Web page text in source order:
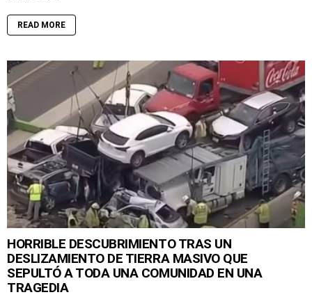
READ MORE
HORRIBLE DESCUBRIMIENTO TRAS UN
DESLIZAMIENTO DE TIERRA MASIVO QUE
SEPULTÓ A TODA UNA COMUNIDAD EN UNA
TRAGEDIA